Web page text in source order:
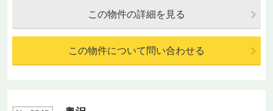
この物件の詳細を見る
この物件について問い合わせる